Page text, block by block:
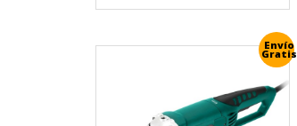
Envío
Gratis